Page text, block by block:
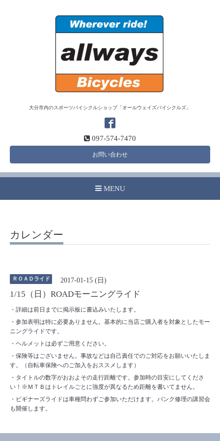
大分市内のスポーツバイシクルショップ「オールウェイズバイシクルズ」
097-574-7470
お問い合わせ
MENU
カレンダー
ＲＯＡＤライド 2017-01-15 (日)
1/15（日）ROADモーニングライド
・詳細は前日までに掲示板に書込みいたします。
・参加表明は特に必要ありません。基本的に当店ご購入者を対象としたモー
ニングライドです。
・ヘルメットは必ずご用意ください。
・保険等はございません。事故などは自己責任でのご対応をお願いいたしま
す。（自転車保険へのご加入をおススメします）
・タイトルの数字がおおよその走行距離です。参加時の目安にしてくださ
い！※ＭＴＢはトレイルごとに強度が異なるため距離を書いてません。
・ビギナーズライドは車種問わずご参加いただけます。パンク修理の講習会
も開催します。